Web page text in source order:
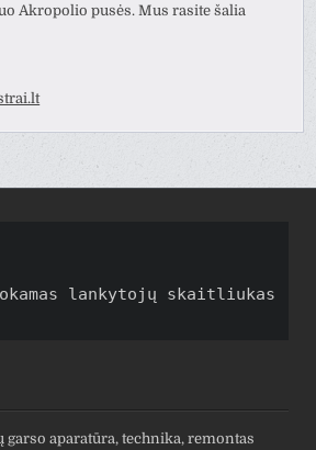
Akropolio pusės. Mus rasite šalia
aparatūra, technika, remontas